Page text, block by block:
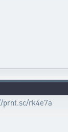
prnt.sc/rk4e7a